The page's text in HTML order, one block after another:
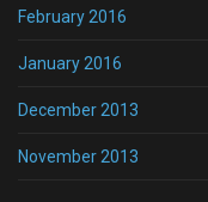
February 2016
January 2016
December 2013
November 2013